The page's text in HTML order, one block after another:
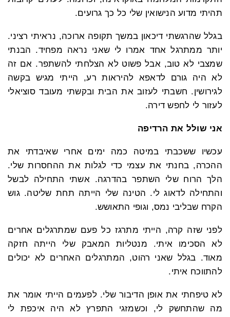
תהיתי מדוע הנישואין שלי כל כך גרועים.
בגלל שהרגשתי דיכאון במשך תקופה ארוכה, נראיתי רציני.
יותר ממתרגל אחד אמרו לי שאני נראה מפחיד. הבנתי
שמצבי לא טוב, אבל פשוט לא הצלחתי להשתפר. אם זה
לא היה גורם לדאפא להיראות רע, הייתי מגיש בקשה
לגירושין. חשבתי לעזוב את הבית ובקשתי מעובד סוציאלי
לעזור לי לחפש דירה.
אני שולל את הרדיפה
עכשיו ששכבתי במיטה כמה ימים אחרי שאיבדתי את
ההכרה, בחנתי את עצמי כדי לגלות את ההחסרות שלי.
הלך הרוח שלי השתפר בהדרגה. אשתי התחילה לבשל
והתחילה לדאוג לי. הטינה שלי הייתה תחת שליטה. גוש
הקרח שבליבי נמס, וגופי התאושש.
לפני שזה קרה, הייתי מתרגז כל פעם שמתרגלים אחרים
לא הסכימו איתי. מנטליות המאבק שלי הייתה חזקה
מאוד. בגלל שאני רהוט, המתרגלים האחרים לא יכולים
להתווכח איתי.
לא טיפחתי את אופן הדיבור שלי. לפעמים הייתי אומר את
מה שהתחשק לי, וכשמזגי התפרץ לא היה איכפת לי